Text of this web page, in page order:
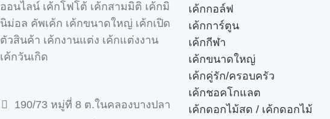
ออนไลน์ เค้กโฟโต้ เค้กสามมิติ เค้กมิ
นิม่อล คัพเค้ก เค้กขนาดใหญ่ เค้กเปิด
ตัวสินค้า เค้กงานแต่ง เค้กแต่งงาน
เค้กวันเกิด
190/73 หมู่ที่ 8 ต.ในคลองบางปลา
เค้กกอล์ฟ
เค้กการ์ตูน
เค้กกีฬา
เค้กขนาดใหญ่
เค้กคู่รัก/ครอบครัว
เค้กชอคโกแลต
เค้กดอกไม้สด / เค้กดอกไม้